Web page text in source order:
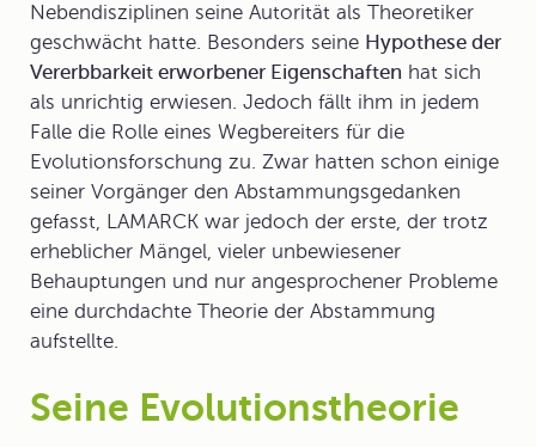
Nebendisziplinen seine Autorität als Theoretiker
geschwächt hatte. Besonders seine Hypothese der
Vererbbarkeit erworbener Eigenschaften hat sich
als unrichtig erwiesen. Jedoch fällt ihm in jedem
Falle die Rolle eines Wegbereiters für die
Evolutionsforschung zu. Zwar hatten schon einige
seiner Vorgänger den Abstammungsgedanken
gefasst, LAMARCK war jedoch der erste, der trotz
erheblicher Mängel, vieler unbewiesener
Behauptungen und nur angesprochener Probleme
eine durchdachte Theorie der Abstammung
aufstellte.
Seine Evolutionstheorie